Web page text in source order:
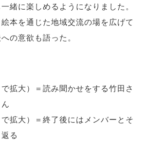
緒に楽しめるようになりました。
本を通じた地域交流の場を広げて
の意欲も語った。
で拡大）＝読み聞かせをする竹田さ
で拡大）＝終了後にはメンバーとそ
る